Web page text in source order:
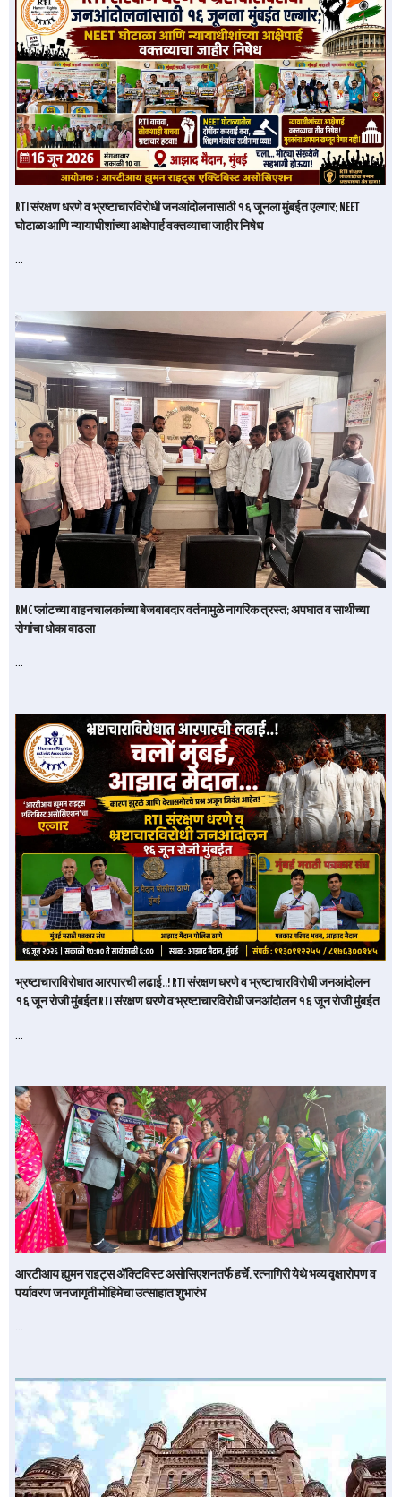
RTI संरक्षण धरणे व भ्रष्टाचारविरोधी जनआंदोलनासाठी १६ जूनला मुंबईत एल्गार; NEET
घोटाळा आणि न्यायाधीशांच्या आक्षेपार्ह वक्तव्याचा जाहीर निषेध
…
RMC प्लांटच्या वाहनचालकांच्या बेजबाबदार वर्तनामुळे नागरिक त्रस्त; अपघात व साथीच्या
रोगांचा धोका वाढला
…
भ्रष्टाचाराविरोधात आरपारची लढाई..! RTI संरक्षण धरणे व भ्रष्टाचारविरोधी जनआंदोलन
१६ जून रोजी मुंबईत RTI संरक्षण धरणे व भ्रष्टाचारविरोधी जनआंदोलन १६ जून रोजी मुंबईत
…
आरटीआय ह्युमन राइट्स अ‍ॅक्टिविस्ट असोसिएशनतर्फे हर्चे, रत्नागिरी येथे भव्य वृक्षारोपण व
पर्यावरण जनजागृती मोहिमेचा उत्साहात शुभारंभ
…